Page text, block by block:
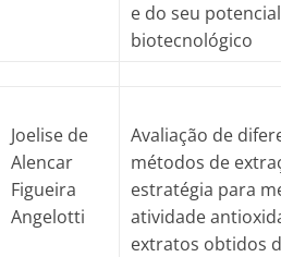
e do seu potencial
biotecnológico
Joelise de
Alencar
Figueira
Angelotti
Avaliação de
métodos de
estratégia para
atividade
extratos obtidos